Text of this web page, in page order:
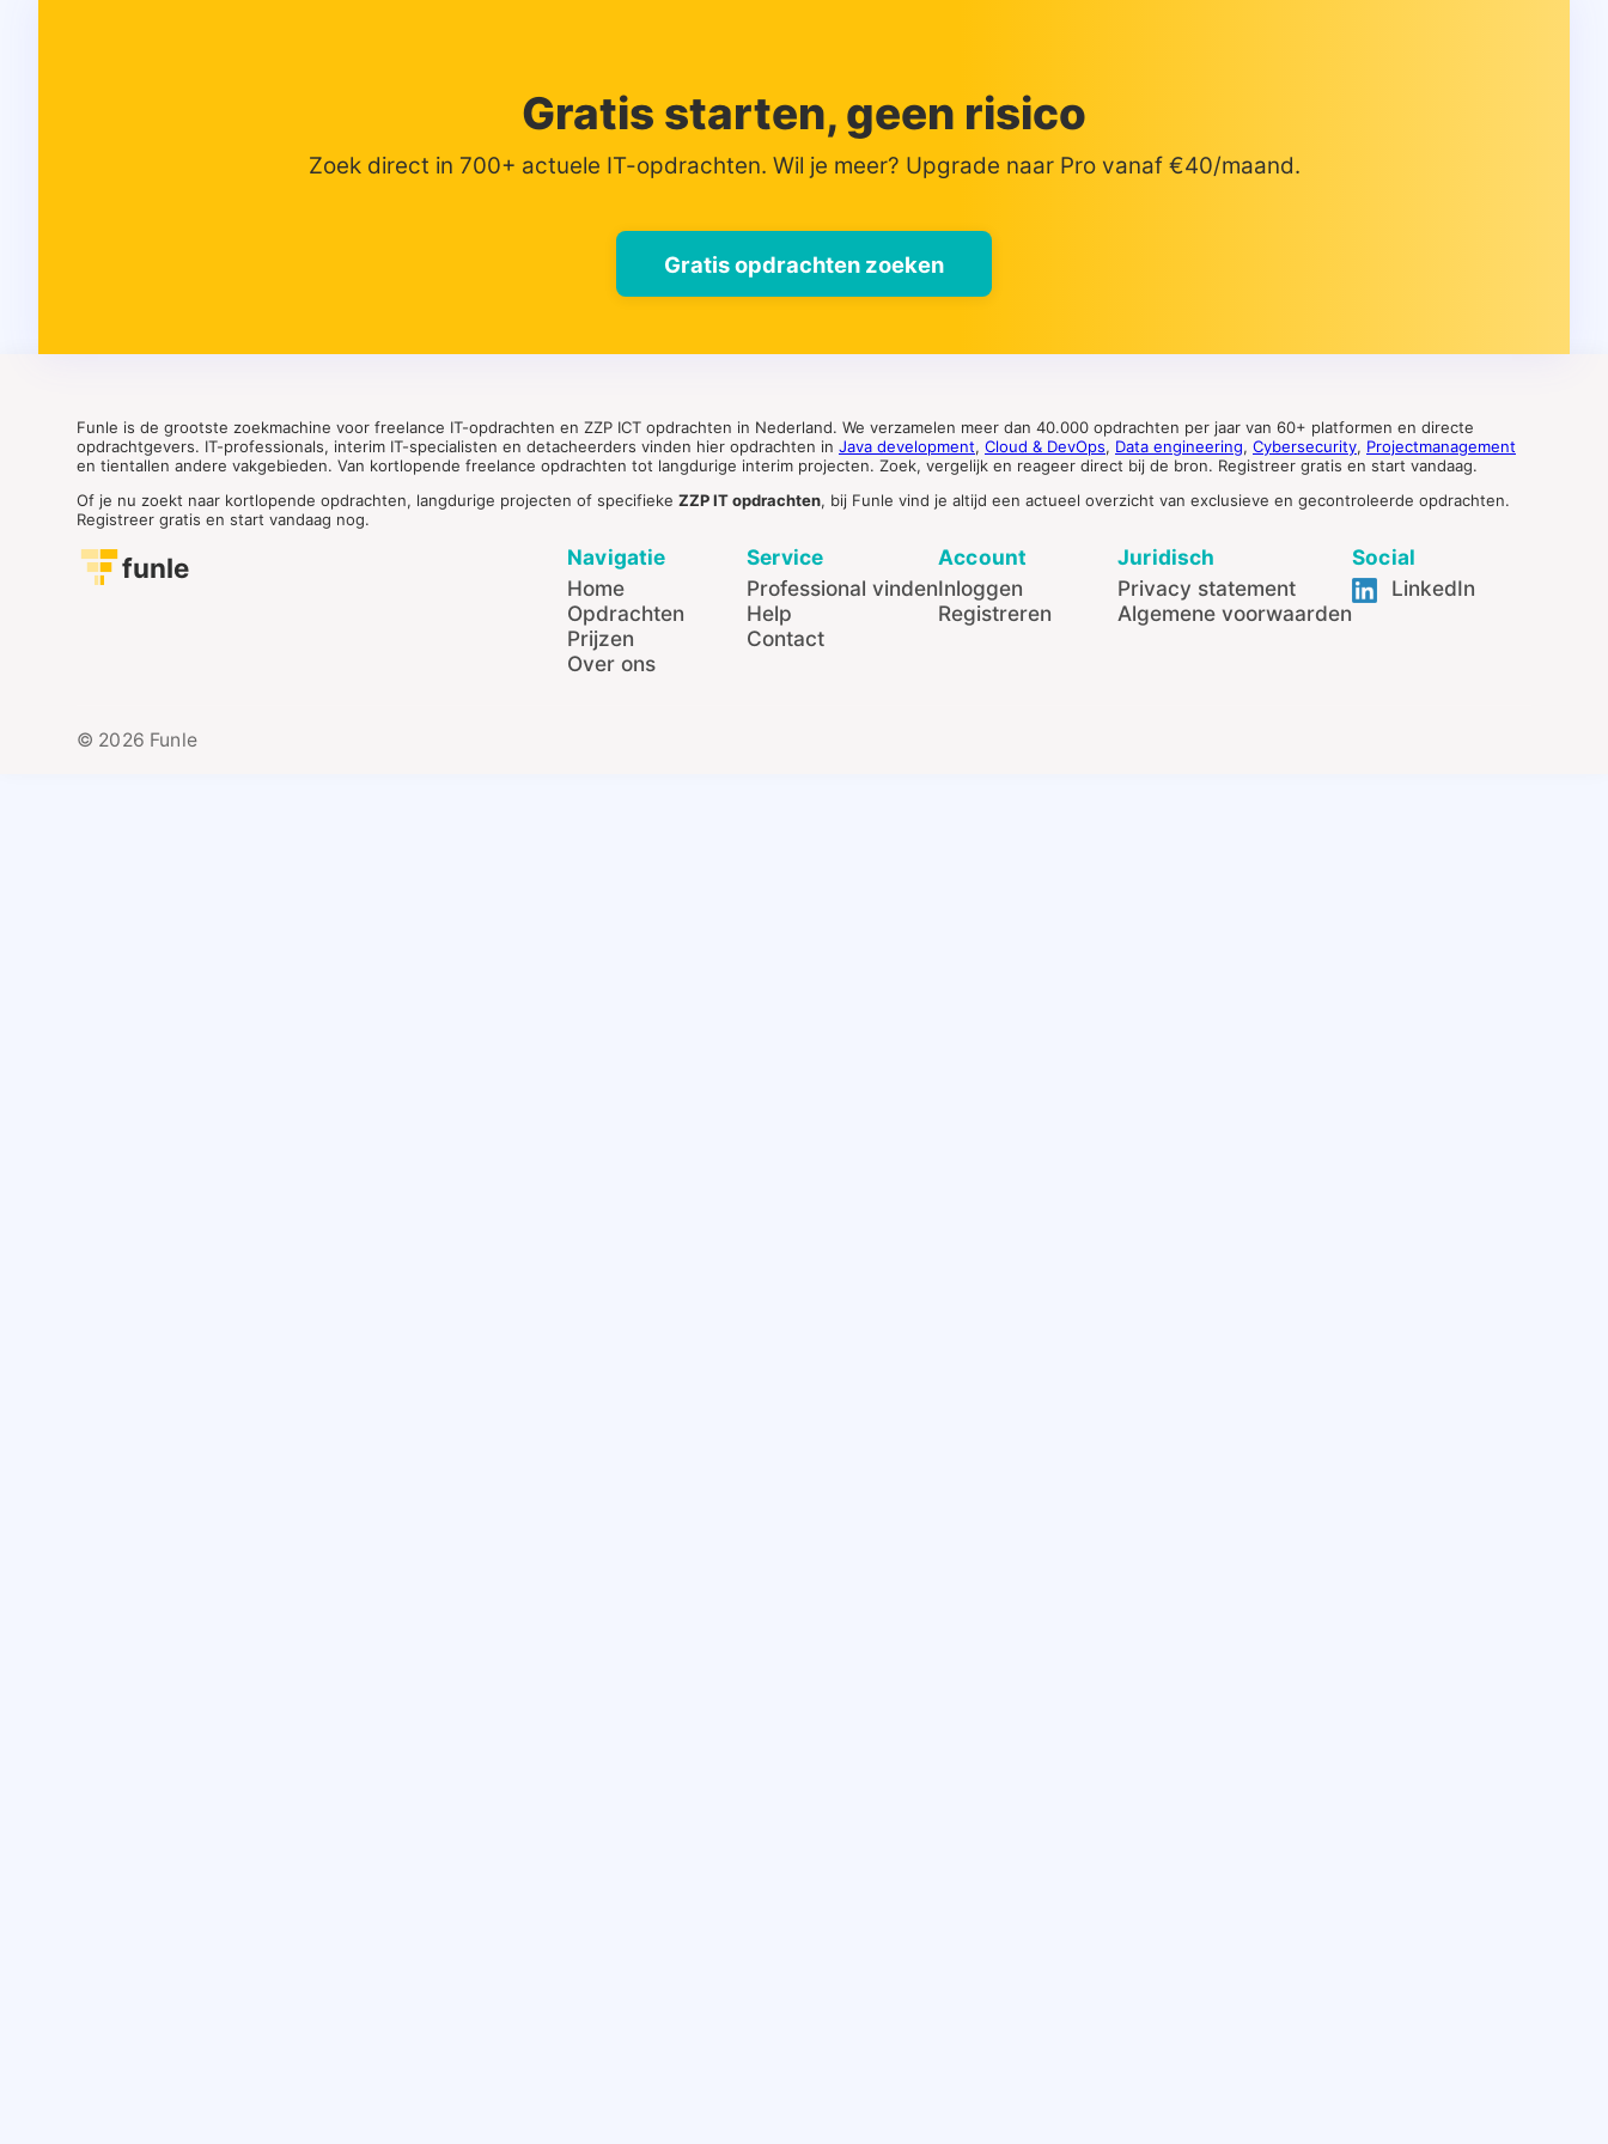
Gratis starten, geen risico
Zoek direct in 700+ actuele IT-opdrachten. Wil je meer? Upgrade naar Pro vanaf €40/maand.
Gratis opdrachten zoeken
Funle is de grootste zoekmachine voor freelance IT-opdrachten en ZZP ICT opdrachten in Nederland. We verzamelen meer dan 40.000 opdrachten per jaar van 60+ platformen en directe
opdrachtgevers. IT-professionals, interim IT-specialisten en detacheerders vinden hier opdrachten in Java development, Cloud & DevOps, Data engineering, Cybersecurity, Projectmanagement
en tientallen andere vakgebieden. Van kortlopende freelance opdrachten tot langdurige interim projecten. Zoek, vergelijk en reageer direct bij de bron. Registreer gratis en start vandaag.
Of je nu zoekt naar kortlopende opdrachten, langdurige projecten of specifieke ZZP IT opdrachten, bij Funle vind je altijd een actueel overzicht van exclusieve en gecontroleerde opdrachten.
Registreer gratis en start vandaag nog.
funle
Navigatie
Home
Opdrachten
Prijzen
Over ons
Service
Professional vinden
Help
Contact
Account
Inloggen
Registreren
Juridisch
Privacy statement
Algemene voorwaarden
Social
LinkedIn
© 2026 Funle